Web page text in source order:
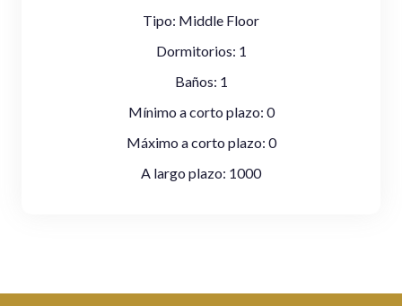
Tipo: Middle Floor
Dormitorios: 1
Baños: 1
Mínimo a corto plazo: 0
Máximo a corto plazo: 0
A largo plazo: 1000